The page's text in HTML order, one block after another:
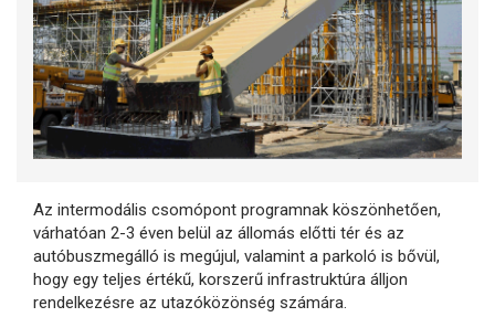
Az intermodális csomópont programnak köszönhetően,
várhatóan 2-3 éven belül az állomás előtti tér és az
autóbuszmegálló is megújul, valamint a parkoló is bővül,
hogy egy teljes értékű, korszerű infrastruktúra álljon
rendelkezésre az utazóközönség számára.